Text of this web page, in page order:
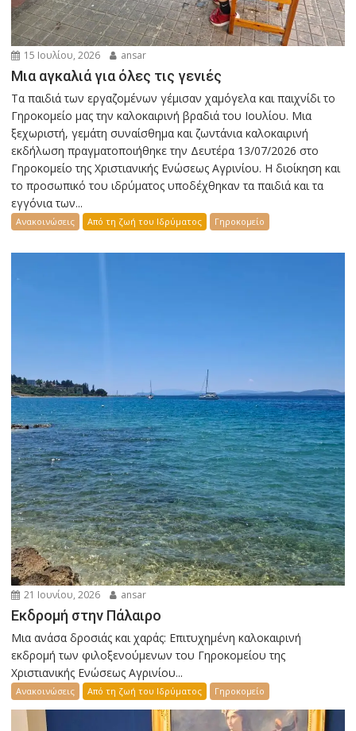
15 Ιουλίου, 2026 ansar
Μια αγκαλιά για όλες τις γενιές
Τα παιδιά των εργαζομένων γέμισαν χαμόγελα και παιχνίδι το
Γηροκομείο μας την καλοκαιρινή βραδιά του Ιουλίου. Μια
ξεχωριστή, γεμάτη συναίσθημα και ζωντάνια καλοκαιρινή
εκδήλωση πραγματοποιήθηκε την Δευτέρα 13/07/2026 στο
Γηροκομείο της Χριστιανικής Ενώσεως Αγρινίου. Η διοίκηση και
το προσωπικό του ιδρύματος υποδέχθηκαν τα παιδιά και τα
εγγόνια των...
Ανακοινώσεις Από τη ζωή του Ιδρύματος Γηροκομείο
21 Ιουνίου, 2026 ansar
Εκδρομή στην Πάλαιρο
Μια ανάσα δροσιάς και χαράς: Επιτυχημένη καλοκαιρινή
εκδρομή των φιλοξενούμενων του Γηροκομείου της
Χριστιανικής Ενώσεως Αγρινίου...
Ανακοινώσεις Από τη ζωή του Ιδρύματος Γηροκομείο